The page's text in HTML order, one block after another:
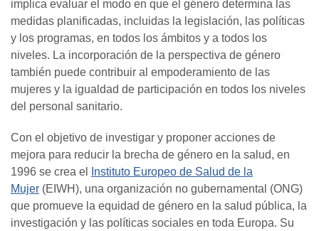
implica evaluar el modo en que el género determina las
medidas planificadas, incluidas la legislación, las políticas
y los programas, en todos los ámbitos y a todos los
niveles. La incorporación de la perspectiva de género
también puede contribuir al empoderamiento de las
mujeres y la igualdad de participación en todos los niveles
del personal sanitario.
Con el objetivo de investigar y proponer acciones de
mejora para reducir la brecha de género en la salud, en
1996 se crea el
Instituto Europeo de Salud de la
Mujer (EIWH), una organización no gubernamental (ONG)
que promueve la equidad de género en la salud pública, la
investigación y las políticas sociales en toda Europa. Su